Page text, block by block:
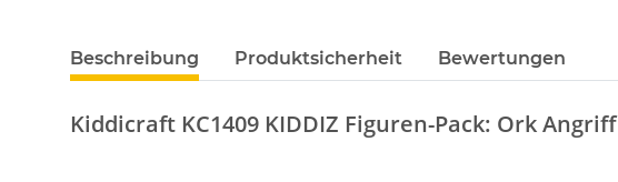
Beschreibung Produktsicherheit Bewertungen
Kiddicraft KC1409 KIDDIZ Figuren-Pack: Ork Angriff